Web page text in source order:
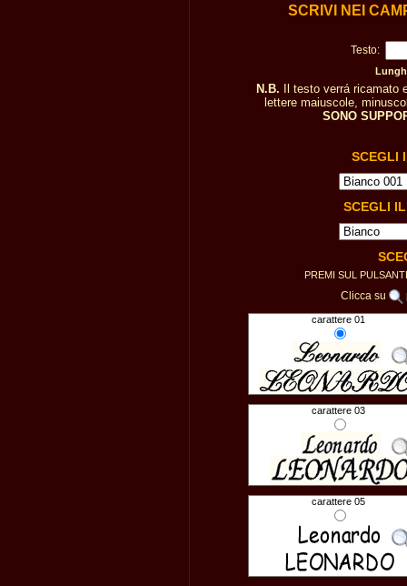
SCRIVI NEI
Testo:
N.B. Il testo verrá ricamato
lettere maiuscole,
SONO
SCEGLI
SCEGLI
PREMI SUL
Clicca su
carattere 01
carattere 03
carattere 05